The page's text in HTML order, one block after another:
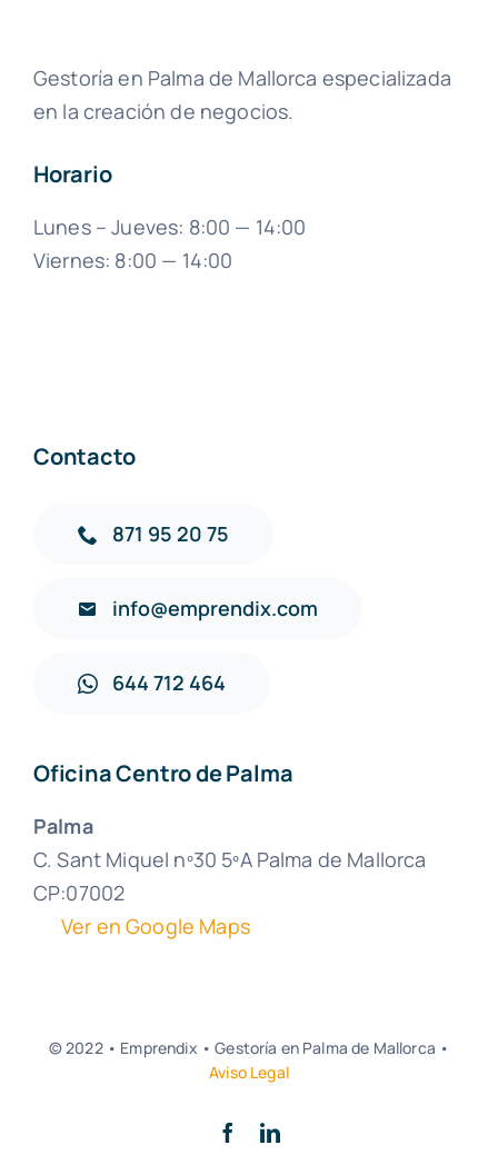
Gestoría en Palma de Mallorca especializada
en la creación de negocios.
Horario
Lunes – Jueves: 8:00 — 14:00
Viernes: 8:00 — 14:00
Contacto
871 95 20 75
info@emprendix.com
644 712 464
Oficina Centro de Palma
Palma
C. Sant Miquel nº30 5ºA Palma de Mallorca
CP:07002
Ver en Google Maps
© 2022 • Emprendix • Gestoría en Palma de Mallorca •
Aviso Legal